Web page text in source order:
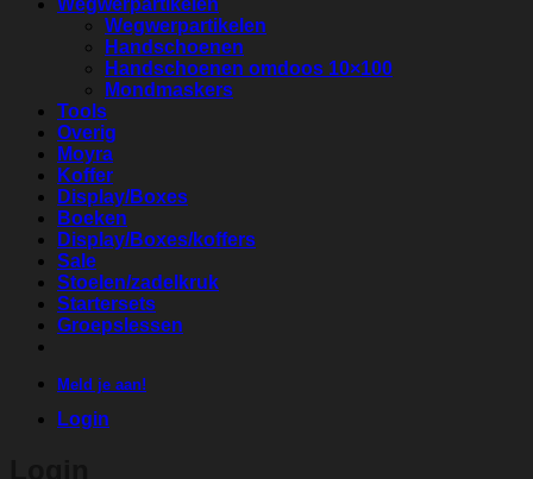
Wegwerpartikelen
Wegwerpartikelen
Handschoenen
Handschoenen omdoos 10×100
Mondmaskers
Tools
Overig
Moyra
Koffer
Display/Boxes
Boeken
Display/Boxes/koffers
Sale
Stoelen/zadelkruk
Startersets
Groepslessen
Meld je aan!
Login